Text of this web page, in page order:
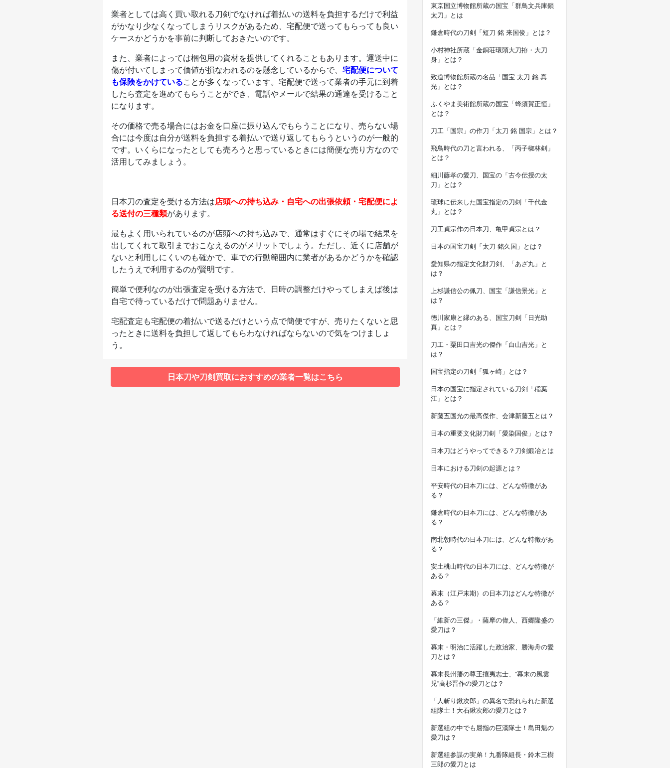
業者としては高く買い取れる刀剣でなければ着払いの送料を負担するだけで利益
がかなり少なくなってしまうリスクがあるため、宅配便で送ってもらっても良い
ケースかどうかを事前に判断しておきたいのです。
また、業者によっては梱包用の資材を提供してくれることもあります。運送中に
傷が付いてしまって価値が損なわれるのを懸念しているからで、 宅配便について
も保険をかけていることが多くなっています。宅配便で送って業者の手元に到着
したら査定を進めてもらうことができ、電話やメールで結果の通達を受けること
になります。
その価格で売る場合にはお金を口座に振り込んでもらうことになり、売らない場
合には今度は自分が送料を負担する着払いで送り返してもらうというのが一般的
です。いくらになったとしても売ろうと思っているときには簡便な売り方なので
活用してみましょう。
日本刀の査定を受ける方法は店頭への持ち込み・自宅への出張依頼・宅配便によ
る送付の三種類があります。
最もよく用いられているのが店頭への持ち込みで、通常はすぐにその場で結果を
出してくれて取引までおこなえるのがメリットでしょう。ただし、近くに店舗が
ないと利用しにくいのも確かで、車での行動範囲内に業者があるかどうかを確認
したうえで利用するのが賢明です。
簡単で便利なのが出張査定を受ける方法で、日時の調整だけやってしまえば後は
自宅で待っているだけで問題ありません。
宅配査定も宅配便の着払いで送るだけという点で簡便ですが、売りたくないと思
ったときに送料を負担して返してもらわなければならないので気をつけましょ
う。
日本刀や刀剣買取におすすめの業者一覧はこちら
東京国立博物館所蔵の国宝「群鳥文兵庫鎖
太刀」とは
鎌倉時代の刀剣「短刀 銘 来国俊」とは？
小村神社所蔵「金銅荘環頭大刀拵・大刀
身」とは？
致道博物館所蔵の名品「国宝 太刀 銘 真
光」とは？
ふくやま美術館所蔵の国宝「蜂須賀正恒」
とは？
刀工「国宗」の作刀「太刀 銘 国宗」とは？
飛鳥時代の刀と言われる、「丙子椒林剣」
とは？
細川藤孝の愛刀、国宝の「古今伝授の太
刀」とは？
琉球に伝来した国宝指定の刀剣「千代金
丸」とは？
刀工貞宗作の日本刀、亀甲貞宗とは？
日本の国宝刀剣「太刀 銘久国」とは？
愛知県の指定文化財刀剣、「あざ丸」と
は？
上杉謙信公の佩刀、国宝「謙信景光」と
は？
徳川家康と縁のある、国宝刀剣「日光助
真」とは？
刀工・粟田口吉光の傑作「白山吉光」と
は？
国宝指定の刀剣「狐ヶ崎」とは？
日本の国宝に指定されている刀剣「稲葉
江」とは？
新藤五国光の最高傑作、会津新藤五とは？
日本の重要文化財刀剣「愛染国俊」とは？
日本刀はどうやってできる？刀剣鍛冶とは
日本における刀剣の起源とは？
平安時代の日本刀には、どんな特徴があ
る？
鎌倉時代の日本刀には、どんな特徴があ
る？
南北朝時代の日本刀には、どんな特徴があ
る？
安土桃山時代の日本刀には、どんな特徴が
ある？
幕末（江戸末期）の日本刀はどんな特徴が
ある？
「維新の三傑」・薩摩の偉人、西郷隆盛の
愛刀は？
幕末・明治に活躍した政治家、勝海舟の愛
刀とは？
幕末長州藩の尊王攘夷志士、”幕末の風雲
児”高杉晋作の愛刀とは？
「人斬り鍬次郎」の異名で恐れられた新選
組隊士！大石鍬次郎の愛刀とは？
新選組の中でも屈指の巨漢隊士！島田魁の
愛刀は？
新選組参謀の実弟！九番隊組長・鈴木三樹
三郎の愛刀とは